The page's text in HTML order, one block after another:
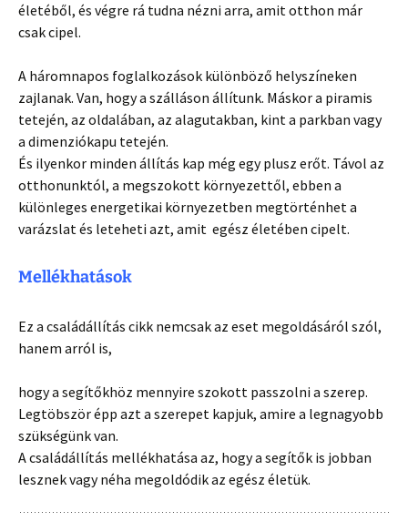
életéből, és végre rá tudna nézni arra, amit otthon már
csak cipel.
A háromnapos foglalkozások különböző helyszíneken
zajlanak. Van, hogy a szálláson állítunk. Máskor a piramis
tetején, az oldalában, az alagutakban, kint a parkban vagy
a dimenziókapu tetején.
És ilyenkor minden állítás kap még egy plusz erőt. Távol az
otthonunktól, a megszokott környezettől, ebben a
különleges energetikai környezetben megtörténhet a
varázslat és leteheti azt, amit egész életében cipelt.
Mellékhatások
Ez a családállítás cikk nemcsak az eset megoldásáról szól,
hanem arról is,
hogy a segítőkhöz mennyire szokott passzolni a szerep.
Legtöbször épp azt a szerepet kapjuk, amire a legnagyobb
szükségünk van.
A családállítás mellékhatása az, hogy a segítők is jobban
lesznek vagy néha megoldódik az egész életük.